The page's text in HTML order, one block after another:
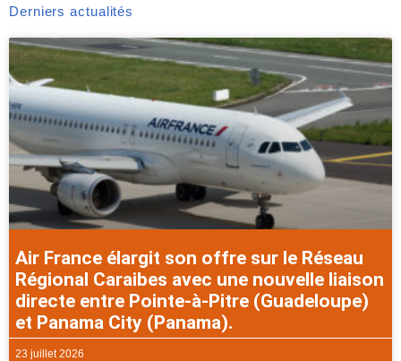
Derniers actualités
Air France élargit son offre sur le Réseau
Régional Caraibes avec une nouvelle liaison
directe entre Pointe-à-Pitre (Guadeloupe)
et Panama City (Panama).
23 juillet 2026